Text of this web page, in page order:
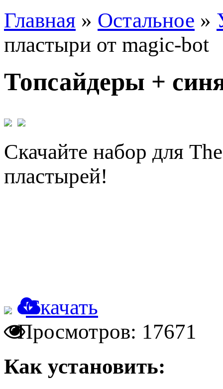
Главная » Остальное »
пластыри от magic-bot
Топсайдеры +
Скачайте набор для
пластырей!
Скачать
Просмотров: 17671
Как установить: